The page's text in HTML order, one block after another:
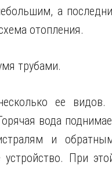
а
отопления.
трубами.
ее
вода
и
устройство. При